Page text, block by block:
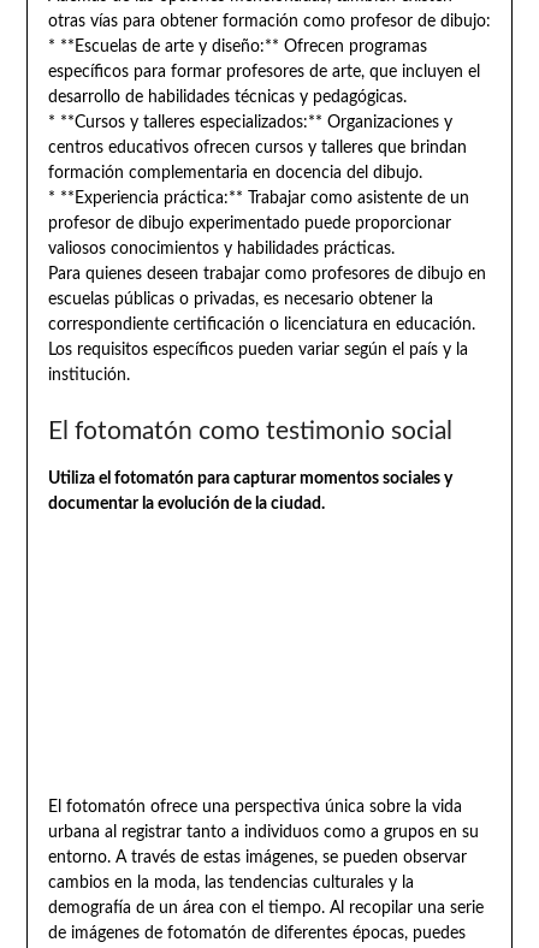
otras vías para obtener formación como profesor de dibujo:
* **Escuelas de arte y diseño:** Ofrecen programas
específicos para formar profesores de arte, que incluyen el
desarrollo de habilidades técnicas y pedagógicas.
* **Cursos y talleres especializados:** Organizaciones y
centros educativos ofrecen cursos y talleres que brindan
formación complementaria en docencia del dibujo.
* **Experiencia práctica:** Trabajar como asistente de un
profesor de dibujo experimentado puede proporcionar
valiosos conocimientos y habilidades prácticas.
Para quienes deseen trabajar como profesores de dibujo en
escuelas públicas o privadas, es necesario obtener la
correspondiente certificación o licenciatura en educación.
Los requisitos específicos pueden variar según el país y la
institución.
El fotomatón como testimonio social
Utiliza el fotomatón para capturar momentos sociales y
documentar la evolución de la ciudad.
El fotomatón ofrece una perspectiva única sobre la vida
urbana al registrar tanto a individuos como a grupos en su
entorno. A través de estas imágenes, se pueden observar
cambios en la moda, las tendencias culturales y la
demografía de un área con el tiempo. Al recopilar una serie
de imágenes de fotomatón de diferentes épocas, puedes